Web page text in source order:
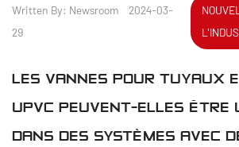
Written By: Newsroom 2024-03-
29
LES VANNES POUR TUYAUX
UPVC PEUVENT-ELLES ÊTRE
DANS DES SYSTÈMES AVEC